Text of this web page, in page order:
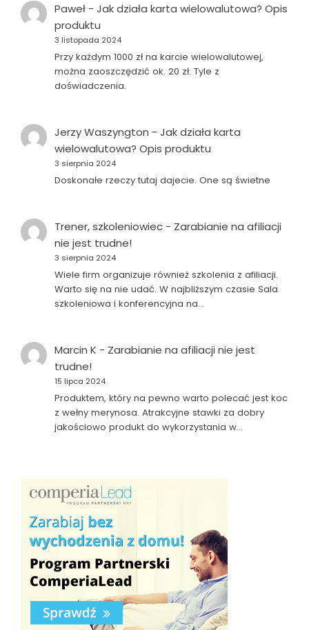
Paweł- Jak działa karta wielowalutowa? Opis
produktu
3 listopada 2024
Przy każdym 1000 zł na karcie wielowalutowej,
można zaoszczędzić ok. 20 zł. Tyle z
doświadczenia.
Jerzy Waszyngton - Jak działa karta
wielowalutowa? Opis produktu
3 sierpnia 2024
Doskonałe rzeczy tutaj dajecie. One są świetne
Trener, szkoleniowiec- Zarabianie na afiliacji
nie jest trudne!
3 sierpnia 2024
Wiele firm organizuje również szkolenia z afiliacji.
Warto się na nie udać. W najbliższym czasie Sala
szkoleniowa i konferencyjna na…
Marcin K - Zarabianie na afiliacji nie jest
trudne!
15 lipca 2024
Produktem, który na pewno warto polecać jest koc
z wełny merynosa. Atrakcyjne stawki za dobry
jakościowo produkt do wykorzystania w…